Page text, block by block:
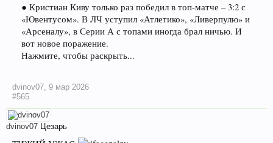
● Кристиан Киву только раз победил в топ-матче – 3:2 с
«Ювентусом». В ЛЧ уступил «Атлетико», «Ливерпулю» и
«Арсеналу», в Серии А с топами иногда брал ничью. И
вот новое поражение.
Нажмите, чтобы раскрыть...
dvinov07, 9 мар 2026
#565
dvinov07 Цезарь